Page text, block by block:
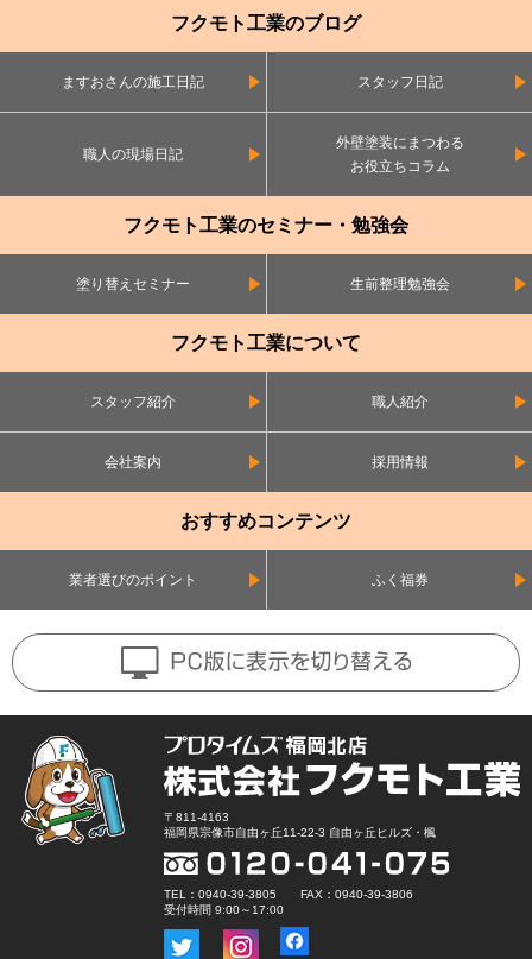
フクモト工業のブログ
ますおさんの施工日記 スタッフ日記
職人の現場日記
外壁塗装にまつわる
お役立ちコラム
フクモト工業のセミナー・勉強会
塗り替えセミナー 生前整理勉強会
フクモト工業について
スタッフ紹介 職人紹介
会社案内 採用情報
おすすめコンテンツ
業者選びのポイント ふく福券
〒811-4163
福岡県宗像市自由ヶ丘11-22-3 自由ヶ丘ヒルズ・楓
TEL：0940-39-3805 FAX：0940-39-3806
受付時間 9:00～17:00